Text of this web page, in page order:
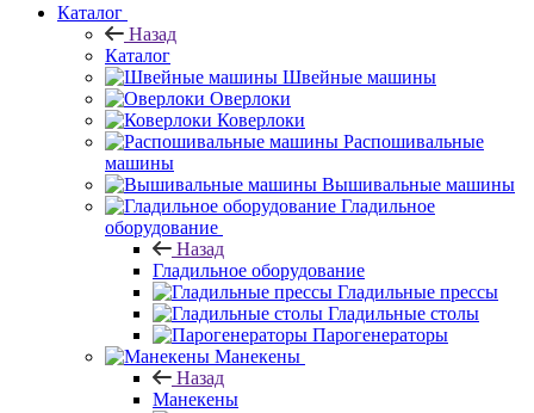
Каталог
Назад
Каталог
Швейные машины
Оверлоки
Коверлоки
Распошивальные
машины
Вышивальные машины
Гладильное
оборудование
Назад
Гладильное оборудование
Гладильные прессы
Гладильные столы
Парогенераторы
Манекены
Назад
Манекены